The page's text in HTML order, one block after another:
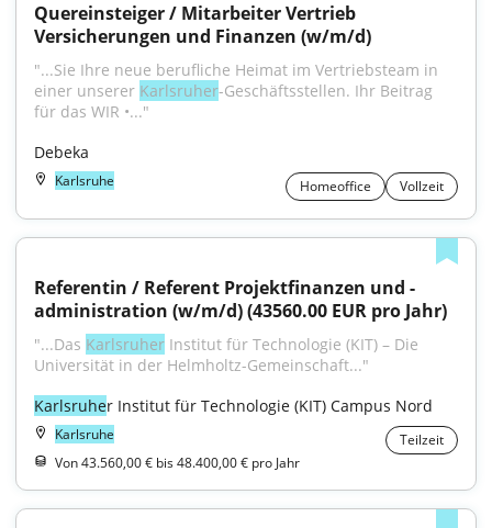
Quereinsteiger / Mitarbeiter Vertrieb
Versicherungen und Finanzen (w/m/d)
"...Sie Ihre neue berufliche Heimat im Vertriebsteam in
einer unserer Karlsruher-Geschäftsstellen. Ihr Beitrag
für das WIR •..."
Debeka
Karlsruhe Homeoffice Vollzeit
Referentin / Referent Projektfinanzen und -
administration (w/m/d) (43560.00 EUR pro Jahr)
"...Das Karlsruher Institut für Technologie (KIT) – Die
Universität in der Helmholtz-Gemeinschaft..."
Karlsruher Institut für Technologie (KIT) Campus Nord
Karlsruhe
Teilzeit
Von 43.560,00 € bis 48.400,00 € pro Jahr